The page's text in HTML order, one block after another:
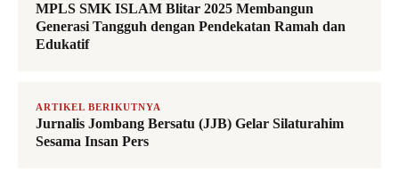
MPLS SMK ISLAM Blitar 2025 Membangun
Generasi Tangguh dengan Pendekatan Ramah dan
Edukatif
ARTIKEL BERIKUTNYA
Jurnalis Jombang Bersatu (JJB) Gelar Silaturahim
Sesama Insan Pers